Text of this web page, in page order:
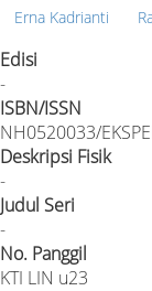
Erna Kadrianti
Edisi
-
ISBN/ISSN
NH0520033/
Deskripsi Fisik
-
Judul Seri
-
No. Panggil
KTI LIN u23